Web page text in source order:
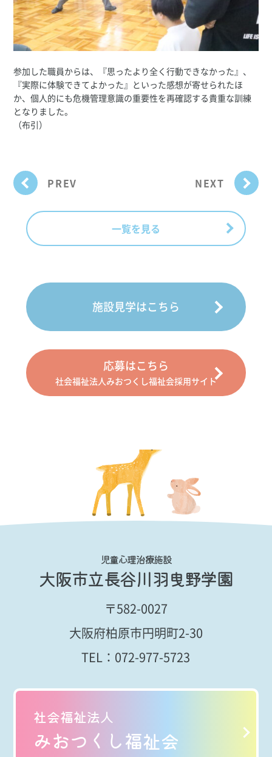
参加した職員からは、『思ったより全く行動できなかった』、
『実際に体験できてよかった』といった感想が寄せられたほ
か、個人的にも危機管理意識の重要性を再確認する貴重な訓練
となりました。
（布引）
PREV NEXT
一覧を見る
施設見学はこちら
応募はこちら
社会福祉法人みおつくし福祉会採用サイト
児童心理治療施設
大阪市立長谷川羽曳野学園
〒582-0027
大阪府柏原市円明町2-30
TEL： 072-977-5723
社会福祉法人
みおつくし福祉会